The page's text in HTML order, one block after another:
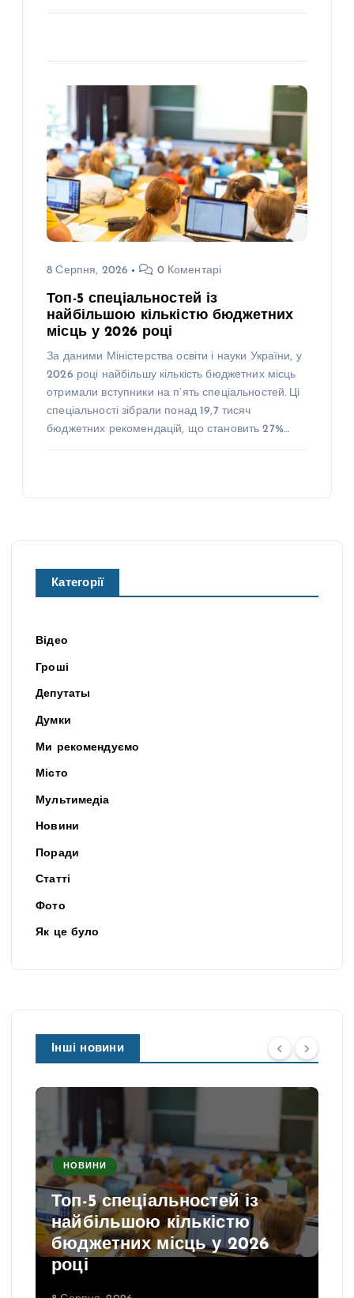
8 Серпня, 2026 0 Коментарі
Топ-5 спеціальностей із
найбільшою кількістю бюджетних
місць у 2026 році
За даними Міністерства освіти і науки України, у
2026 році найбільшу кількість бюджетних місць
отримали вступники на п’ять спеціальностей. Ці
спеціальності зібрали понад 19,7 тисяч
бюджетних рекомендацій, що становить 27%…
Категорії
Відео
Гроші
Депутаты
Думки
Ми рекомендуємо
Місто
Мультимедіа
Новини
Поради
Статті
Фото
Як це було
Інші новини
НОВИНИ
Топ-5 спеціальностей із
найбільшою кількістю
бюджетних місць у 2026
році